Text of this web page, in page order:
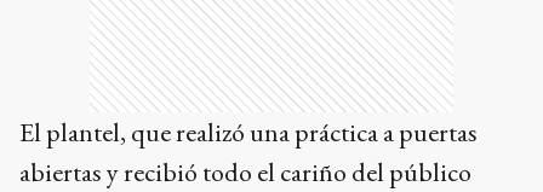
El plantel, que realizó una práctica a puertas
abiertas y recibió todo el cariño del público